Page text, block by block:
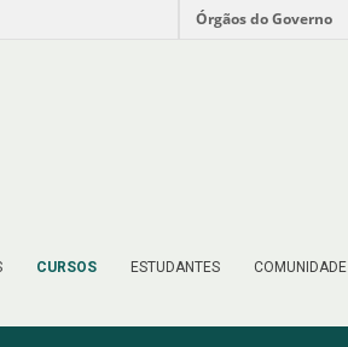
Órgãos do Governo
CURSOS ESTUDANTES COMUNIDADE